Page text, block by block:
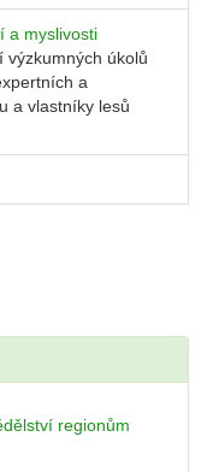
a myslivosti
úkolů
a
a vlastníky lesů
regionům